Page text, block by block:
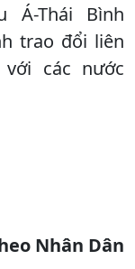
Á-Thái Bình
trao đổi liên
các nước
Nhân Dân